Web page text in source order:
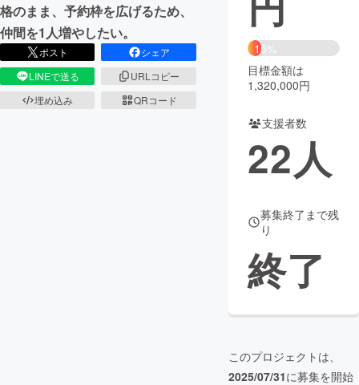
まちづくり・地域活性化
CAMPFIRE for Social Good
CAMPFIRE Creation
CAMPFIREふるさと納税
コミュニティ
格のまま、予約枠を広げるため、
仲間を1人増やしたい。
ポスト
シェア
LINEで送る
URLコピー
埋め込み
QRコード
15%
目標金額は
1,320,000円
支援者数
22人
募集終了まで残
り
終了
このプロジェクトは、
2025/07/31に募集を開始